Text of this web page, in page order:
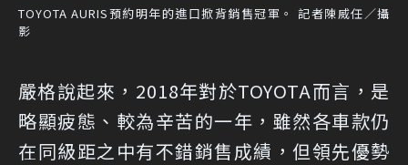
TOYOTA AURIS預約明年的進口掀背銷售冠軍。 記者陳威任／攝
影
嚴格說起來，2018年對於TOYOTA而言，是
略顯疲態、較為辛苦的一年，雖然各車款仍
在同級距之中有不錯銷售成績，但領先優勢